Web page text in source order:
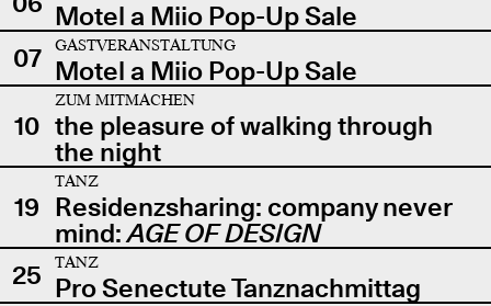
Motel a Miio Pop-Up Sale
07
GASTVERANSTALTUNG
Motel a Miio Pop-Up Sale
10
ZUM MITMACHEN
the pleasure of walking through
the night
19
TANZ
Residenzsharing: company never
mind:AGE OF DESIGN
25
TANZ
Pro Senectute Tanznachmittag